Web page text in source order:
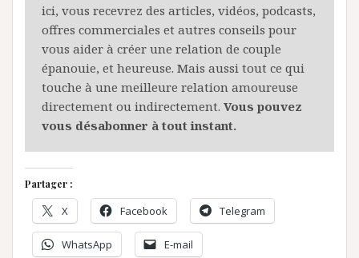
ici, vous recevrez des articles, vidéos, podcasts,
offres commerciales et autres conseils pour
vous aider à créer une relation de couple
épanouie, et heureuse. Mais aussi tout ce qui
touche à une meilleure relation amoureuse
directement ou indirectement. Vous pouvez
vous désabonner à tout instant.
Partager :
X Facebook Telegram
WhatsApp E-mail